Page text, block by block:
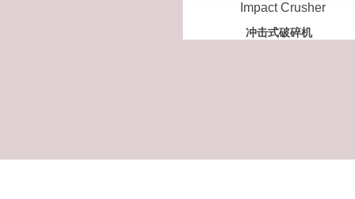
冲击式破碎机
Impact Crusher